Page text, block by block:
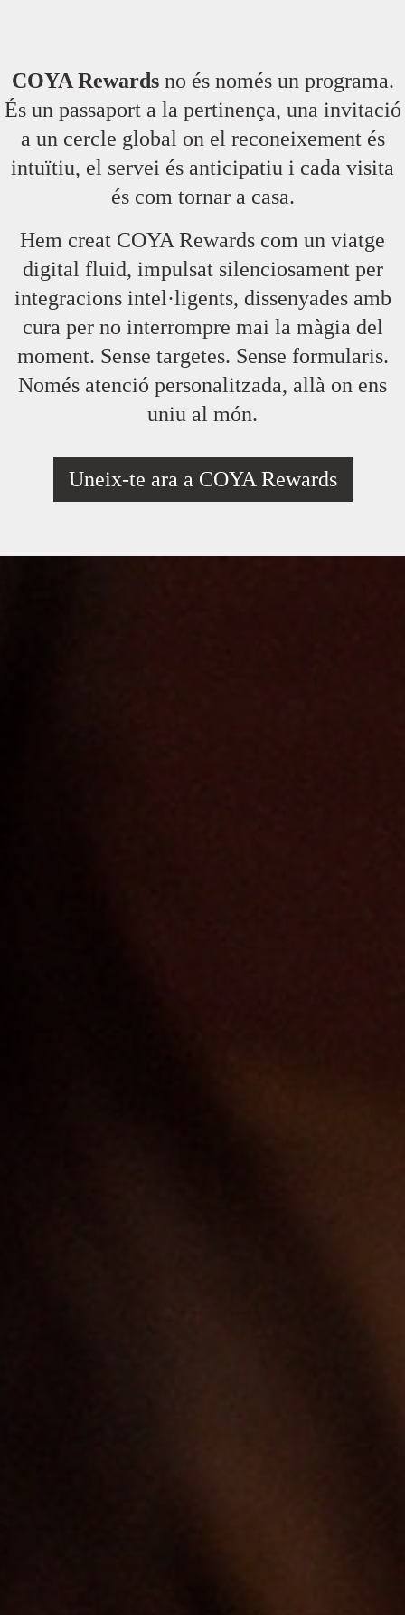
COYA Rewardsno és només un programa.
És un passaport a la pertinença, una invitació
a un cercle global on el reconeixement és
intuïtiu, el servei és anticipatiu i cada visita
és com tornar a casa.
Hem creat COYA Rewards com un viatge
digital fluid, impulsat silenciosament per
integracions intel·ligents, dissenyades amb
cura per no interrompre mai la màgia del
moment. Sense targetes. Sense formularis.
Només atenció personalitzada, allà on ens
uniu al món.
Uneix-te ara a COYA Rewards